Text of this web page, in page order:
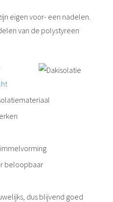
eigen voor- een nadelen.
van de polystyreen
beloopbaar
dus blijvend goed